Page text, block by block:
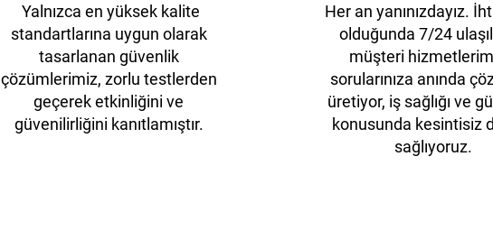
Yalnızca en yüksek kalite
standartlarına uygun olarak
tasarlanan güvenlik
çözümlerimiz, zorlu testlerden
geçerek etkinliğini ve
güvenilirliğini kanıtlamıştır.
Her an yanınızdayız.
olduğunda 7/24
müşteri
sorularınıza anında
üretiyor, iş sağlığı ve
konusunda kesintisiz
sağlıyoruz.